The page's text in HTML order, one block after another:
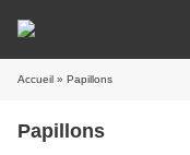
Accueil » Papillons
Papillons